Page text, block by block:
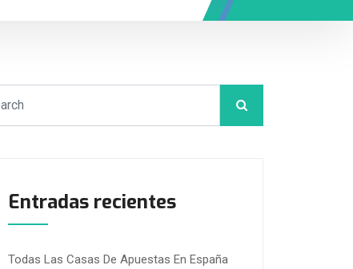
Entradas recientes
Todas Las Casas De Apuestas En España